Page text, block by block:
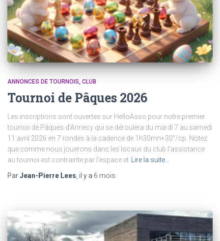
ANNONCES DE TOURNOIS CLUB
Tournoi de Pâques 2026
Les inscriptions sont ouvertes sur HelloAsso pour notre premier
tournoi de Pâques d’Annecy qui se déroulera du mardi 7 au samedi
11 avril 2026 en 7 rondes à la cadence de 1h30mn+30″/cp. Notez
que comme nous jouerons dans les locaux du club l’assistance
au tournoi est contrainte par l’espace et
Lire la suite…
ParJean-Pierre Lees , il y a 6 mois